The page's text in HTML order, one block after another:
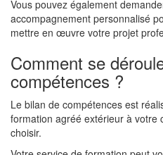
Vous pouvez également
accompagnement personnalisé
mettre en œuvre votre projet
Comment se
compétences ?
Le bilan de compétences est
formation agréé extérieur à votre
choisir.